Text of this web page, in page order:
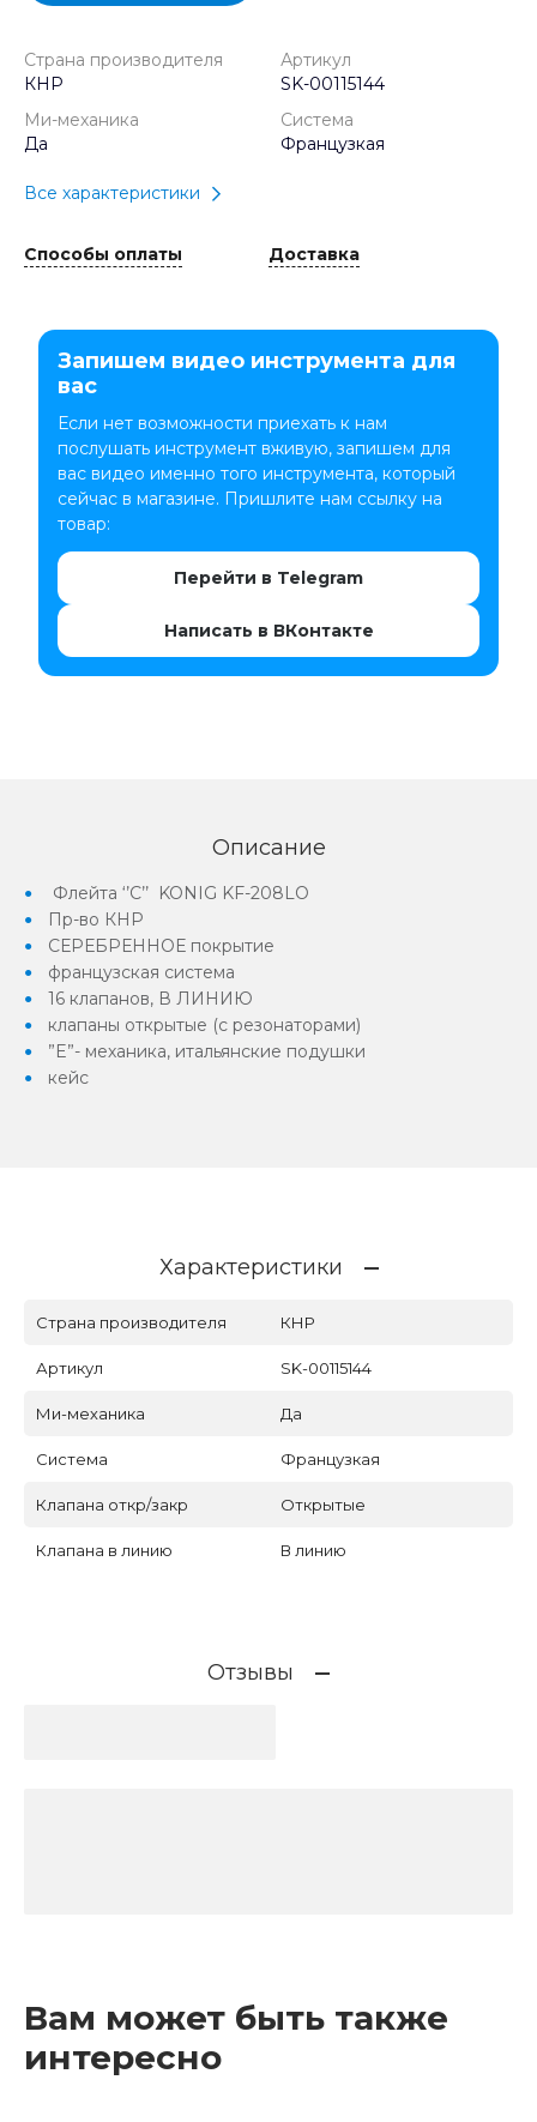
Страна производителя
КНР
Артикул
SK-00115144
Ми-механика
Да
Система
Французкая
Все характеристики
Способы оплаты Доставка
Запишем видео инструмента для
вас
Если нет возможности приехать к нам
послушать инструмент вживую, запишем для
вас видео именно того инструмента, который
сейчас в магазине. Пришлите нам ссылку на
товар:
Перейти в Telegram
Написать в ВКонтакте
Описание
Флейта ‘’C’’ KONIG KF-208LO
Пр-во КНР
СЕРЕБРЕННОЕ покрытие
французская система
16 клапанов, В ЛИНИЮ
клапаны открытые (с резонаторами)
”E”- механика, итальянские подушки
кейс
Характеристики
Страна производителя КНР
Артикул SK-00115144
Ми-механика Да
Система Французкая
Клапана откр/закр Открытые
Клапана в линию В линию
Отзывы
Вам может быть также
интересно